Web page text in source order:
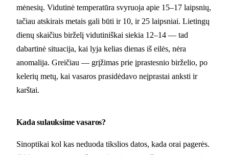
mėnesių. Vidutinė temperatūra svyruoja apie 15–17 laipsnių,
tačiau atskirais metais gali būti ir 10, ir 25 laipsniai. Lietingų
dienų skaičius birželį vidutiniškai siekia 12–14 — tad
dabartinė situacija, kai lyja kelias dienas iš eilės, nėra
anomalija. Greičiau — grįžimas prie įprastesnio birželio, po
kelerių metų, kai vasaros prasidėdavo neįprastai anksti ir
karštai.
Kada sulauksime vasaros?
Sinoptikai kol kas neduoda tikslios datos, kada orai pagerės.